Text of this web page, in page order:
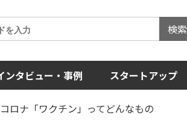
検索
ンタビュー・事例 スタートアップ
ロナ「ワクチン」ってどんなもの